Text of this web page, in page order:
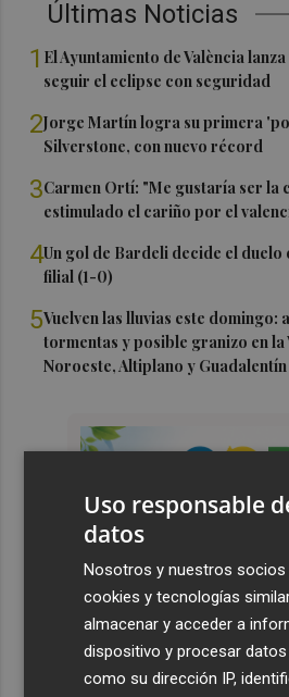
Últimas Noticias
1 El Ayuntamiento de València
seguir el eclipse con seguridad
2Jorge Martín logra su primera
Silverstone, con nuevo récord
3Carmen Ortí: "Me gustaría ser la
estimulado el cariño por el
4Un gol de Bardeli decide el duelo
filial (1-0)
5Vuelven las lluvias este domingo:
tormentas y posible granizo en la
Noroeste, Altiplano y Guadalentín
Uso responsable
datos
Nosotros y nuestros
cookies y tecnologías
almacenar y acceder a
dispositivo y procesar
como su dirección IP,